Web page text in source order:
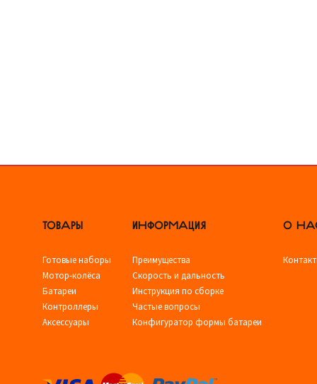
ТОВАРЫ
Готовые наборы
Мотор-колёса
Батареи
Контроллеры
Аксессуары
ИНФОРМАЦИЯ
Преимущества
Скорость и дальность
Инструкция по сборке
Частые вопросы
Конфигуратор формы батареи
О